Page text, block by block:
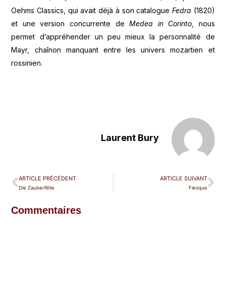
Oehms Classics, qui avait déjà à son catalogue Fedra (1820)
et une version concurrente deMedea in Corinto , nous
permet d’appréhender un peu mieux la personnalité de
Mayr, chaînon manquant entre les univers mozartien et
rossinien.
Laurent Bury
ARTICLE PRÉCÉDENT
Die Zauberflöte
ARTICLE SUIVANT
Fiesque
Commentaires